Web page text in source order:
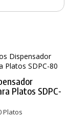
Platos SDPC-
Platos